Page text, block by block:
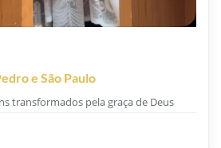
e São Paulo
transformados pela graça de Deus